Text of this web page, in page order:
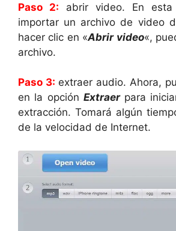
Paso 2:
abrir video. En
importar un archivo de video
hacer clic en «Abrir video«,
archivo.
Paso 3: extraer audio. Ahora,
en la opciónExtraer para
extracción. Tomará algún
de la velocidad de Internet.